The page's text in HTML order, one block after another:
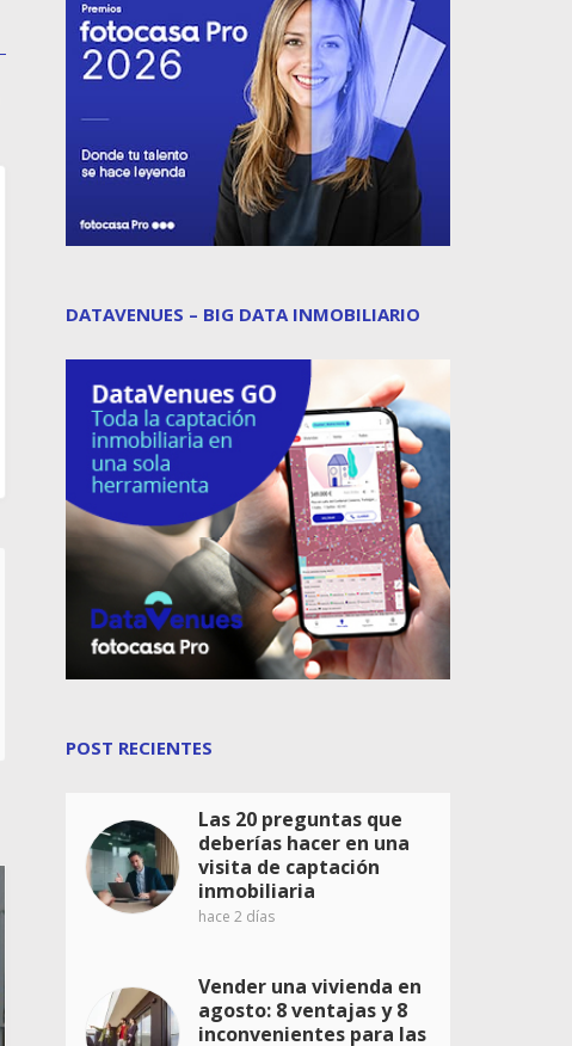
DATAVENUES – BIG DATA INMOBILIARIO
POST RECIENTES
Las 20 preguntas que
deberías hacer en una
visita de captación
inmobiliaria
hace 2 días
Vender una vivienda en
agosto: 8 ventajas y 8
inconvenientes para las